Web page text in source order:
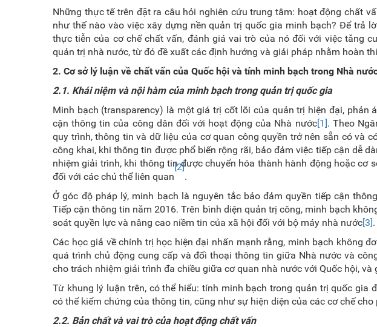
Những thực tế trên đặt ra câu hỏi nghiên cứu trung tâm: hoạt động chất
như thế nào vào việc xây dựng nền quản trị quốc gia minh bạch? Để trả
thực tiễn của cơ chế chất vấn, đánh giá vai trò của nó đối với việc tăng
quản trị nhà nước, từ đó đề xuất các định hướng và giải pháp nhằm hoàn
2. Cơ sở lý luận về chất vấn của Quốc hội và tính minh bạch trong Nhà
2.1. Khái niệm và nội hàm của minh bạch trong quản trị quốc gia
Minh bạch (transparency) là một giá trị cốt lõi của quản trị hiện đại, phản
cận thông tin của công dân đối với hoạt động của Nhà nước[1]. Theo
quy trình, thông tin và dữ liệu của cơ quan công quyền trở nên sẵn có và
công khai, khi thông tin được phổ biến rộng rãi, bảo đảm việc tiếp cận dễ
nhiệm giải trình, khi thông tin được chuyển hóa thành hành động hoặc cơ
đối với các chủ thể liên quan
[2]
.
Ở góc độ pháp lý, minh bạch là nguyên tắc bảo đảm quyền tiếp cận
Tiếp cận thông tin năm 2016. Trên bình diện quản trị công, minh bạch
soát quyền lực và nâng cao niềm tin của xã hội đối với bộ máy nhà nước[3].
Các học giả về chính trị học hiện đại nhấn mạnh rằng, minh bạch không
quá trình chủ động cung cấp và đối thoại thông tin giữa Nhà nước và
cho trách nhiệm giải trình đa chiều giữa cơ quan nhà nước với Quốc hội, và
Từ khung lý luận trên, có thể hiểu: tính minh bạch trong quản trị quốc gia
có thể kiểm chứng của thông tin, cũng như sự hiện diện của các cơ chế
2.2. Bản chất và vai trò của hoạt động chất vấn